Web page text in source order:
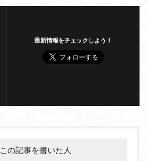
最新情報をチェックしよう！
この記事を書いた人